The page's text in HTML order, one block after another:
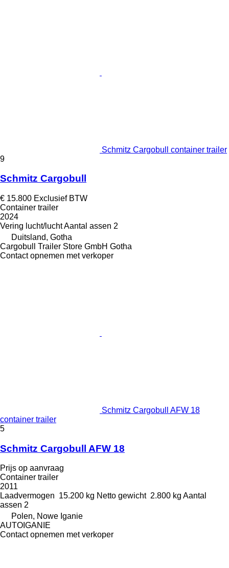
Schmitz Cargobull container trailer
9
Schmitz Cargobull
€ 15.800 Exclusief BTW
Container trailer
2024
Vering lucht/luchtAantal assen 2
Duitsland, Gotha
Cargobull Trailer Store GmbH Gotha
Contact opnemen met verkoper
Schmitz Cargobull AFW 18
container trailer
5
Schmitz Cargobull AFW 18
Prijs op aanvraag
Container trailer
2011
Laadvermogen 15.200 kg Netto gewicht 2.800 kg Aantal
assen 2
Polen, Nowe Iganie
AUTOIGANIE
Contact opnemen met verkoper